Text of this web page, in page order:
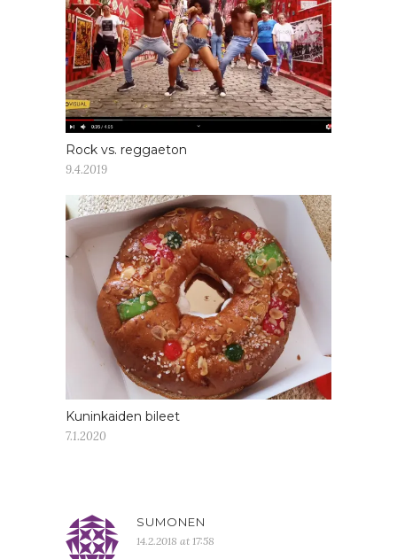
Rock vs. reggaeton
9.4.2019
Kuninkaiden bileet
7.1.2020
SUMONEN
14.2.2018 at 17:58